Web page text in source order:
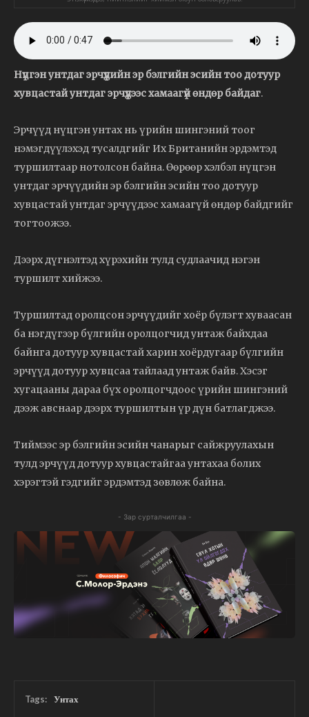
Нүцгэн унтдаг эрчүүдийн эр бэлгийн эсийн тоо дотуур
хувцастай унтдаг эрчүүдээс хамаагүй өндөр байдаг.
Эрчүүд нүцгэн унтах нь үрийн шингэний тоог
нэмэгдүүлэхэд тусалдгийг Их Британийн эрдэмтэд
туршилтаар нотолсон байна. Өөрөөр хэлбэл нүцгэн
унтдаг эрчүүдийн эр бэлгийн эсийн тоо дотуур
хувцастай унтдаг эрчүүдээс хамаагүй өндөр байдгийг
тогтоожээ.
Дээрх дүгнэлтэд хүрэхийн тулд судлаачид нэгэн
туршилт хийжээ.
Туршилтад оролцсон эрчүүдийг хоёр бүлэгт хуваасан
ба нэгдүгээр бүлгийн оролцогчид унтаж байхдаа
байнга дотуур хувцастай харин хоёрдугаар бүлгийн
эрчүүд дотуур хувцсаа тайлаад унтаж байв. Хэсэг
хугацааны дараа бүх оролцогчдоос үрийн шингэний
дээж авснаар дээрх туршилтын үр дүн батлагджээ.
Тиймээс эр бэлгийн эсийн чанарыг сайжруулахын
тулд эрчүүд дотуур хувцастайгаа унтахаа болих
хэрэгтэй гэдгийг эрдэмтэд зөвлөж байна.
- Зар сурталчилгаа -
Tags: Унтах